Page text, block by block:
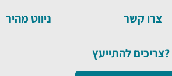
ניווט מהיר צרו קשר
צריכים להתייעץ?